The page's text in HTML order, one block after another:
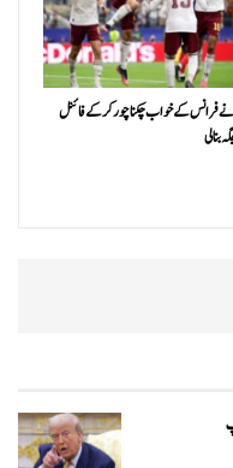
فرانس کے خواب چکنا چور کر کے فائنل
بنا لی